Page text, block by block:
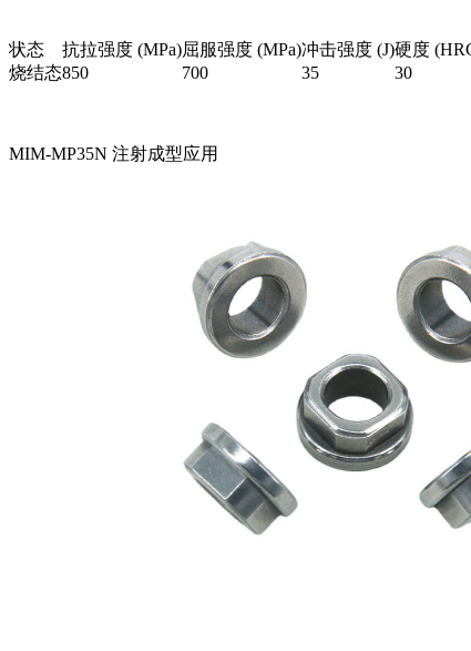
状态 抗拉强度 (MPa)屈服强度 (MPa)冲击强度 (J)硬度
烧结态850 700 35 30
MIM-MP35N 注射成型应用